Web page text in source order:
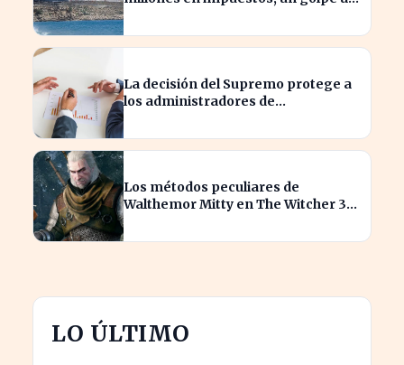
La decisión del Supremo protege a
los administradores de
Hacienda
Los métodos peculiares de
Walthemor Mitty en The Witcher 3
LO ÚLTIMO